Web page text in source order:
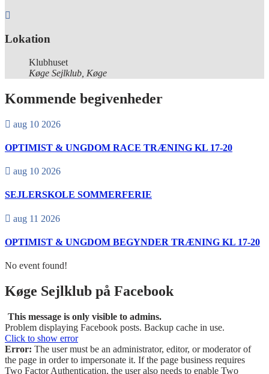
Lokation
Klubhuset
Køge Sejlklub, Køge
Kommende begivenheder
aug 10 2026
OPTIMIST & UNGDOM RACE TRÆNING KL 17-20
aug 10 2026
SEJLERSKOLE SOMMERFERIE
aug 11 2026
OPTIMIST & UNGDOM BEGYNDER TRÆNING KL 17-20
No event found!
Køge Sejlklub på Facebook
This message is only visible to admins.
Problem displaying Facebook posts. Backup cache in use.
Click to show error
Error: The user must be an administrator, editor, or moderator of
the page in order to impersonate it. If the page business requires
Two Factor Authentication, the user also needs to enable Two